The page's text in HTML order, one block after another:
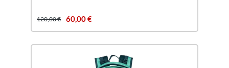
120,00 € 60,00 €